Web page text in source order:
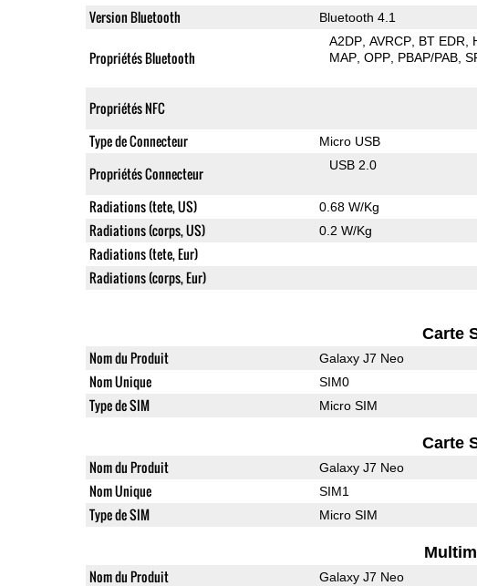
Version Bluetooth Bluetooth 4.1
Propriétés Bluetooth
A2DP AVRCP BT EDR
MAP OPP PBAP/PAB
Propriétés NFC
Type de Connecteur Micro USB
Propriétés Connecteur USB 2.0
Radiations (tete, US) 0.68 W/Kg
Radiations (corps, US) 0.2 W/Kg
Radiations (tete, Eur)
Radiations (corps, Eur)
Carte
Nom du Produit Galaxy J7 Neo
Nom Unique SIM0
Type de SIM Micro SIM
Carte
Nom du Produit Galaxy J7 Neo
Nom Unique SIM1
Type de SIM Micro SIM
Nom du Produit Galaxy J7 Neo